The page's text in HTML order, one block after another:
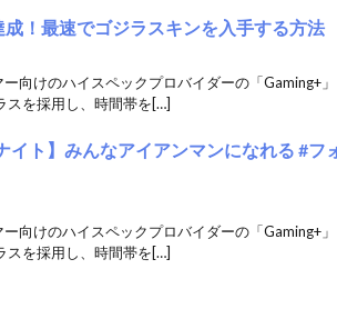
成！最速でゴジラスキンを入手する方法
向けのハイスペックプロバイダーの「Gaming+
スを採用し、時間帯を[…]
イト】みんなアイアンマンになれる #
向けのハイスペックプロバイダーの「Gaming+
スを採用し、時間帯を[…]